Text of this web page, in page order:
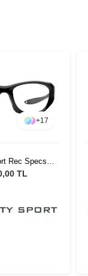
+17
Rec Specs
130 #3
TL